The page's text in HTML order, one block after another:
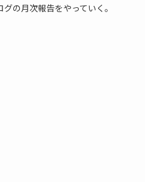
の月次報告をやっていく。